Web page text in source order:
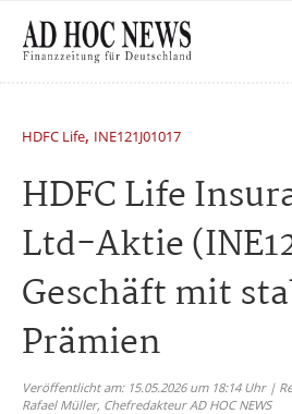
HDFC Life, INE121J01017
HDFC Life
Ltd-Aktie
Geschäft mit
Prämien
Veröffentlicht am: 15.05.2026 um 18:14 Uhr |
Rafael Müller, Chefredakteur AD HOC NEWS